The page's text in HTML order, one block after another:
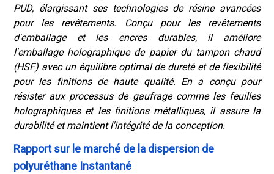
PUD, élargissant ses technologies de résine avancées
pour les revêtements. Conçu pour les revêtements
d'emballage et les encres durables, il améliore
l'emballage holographique de papier du tampon chaud
(HSF) avec un équilibre optimal de dureté et de flexibilité
pour les finitions de haute qualité. En a conçu pour
résister aux processus de gaufrage comme les feuilles
holographiques et les finitions métalliques, il assure la
durabilité et maintient l'intégrité de la conception.
Rapport sur le marché de la dispersion de
polyuréthane Instantané